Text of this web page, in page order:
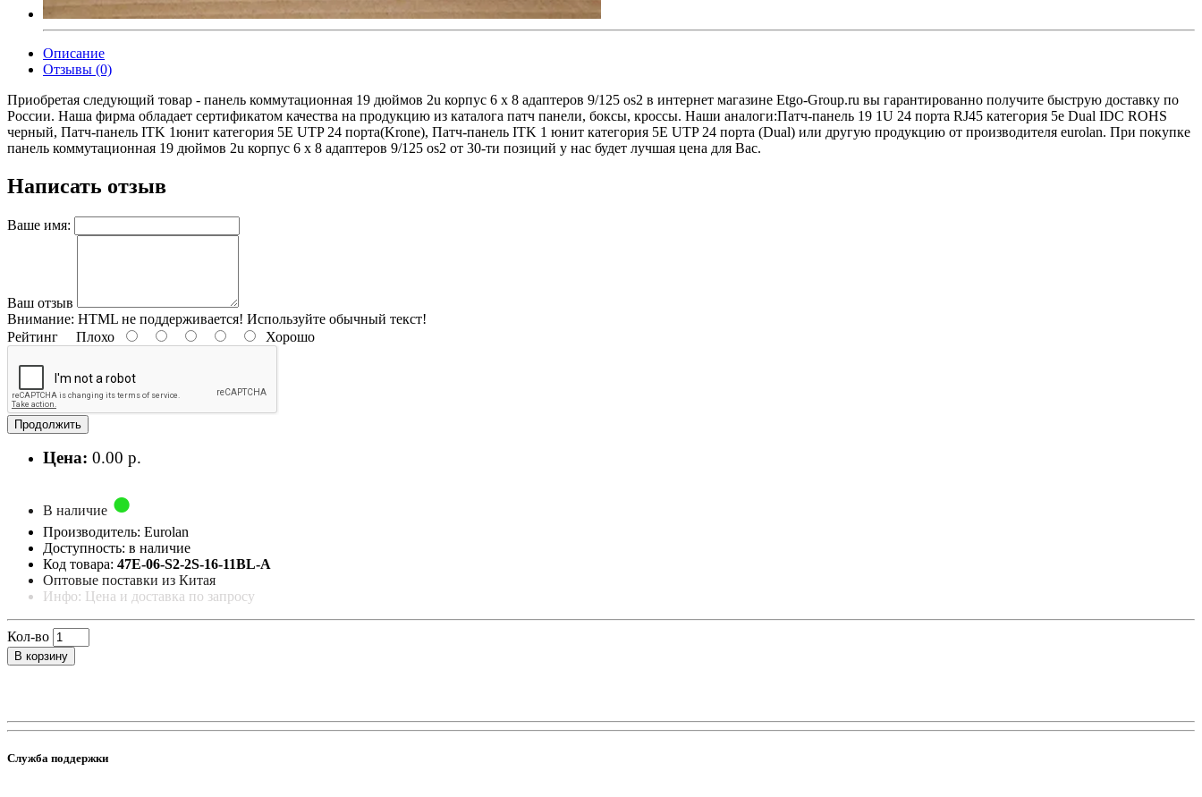
Описание
Отзывы (0)
Приобретая следующий товар - панель коммутационная 19 дюймов 2u корпус 6 x 8 адаптеров 9/125 os2 в интернет магазине Etgo-Group.ru вы гарантированно получите быструю доставку по
России. Наша фирма обладает сертификатом качества на продукцию из каталога патч панели, боксы, кроссы. Наши аналоги:Патч-панель 19 1U 24 порта RJ45 категория 5e Dual IDC ROHS
черный, Патч-панель ITK 1юнит категория 5Е UTP 24 порта(Krone), Патч-панель ITK 1 юнит категория 5Е UTP 24 порта (Dual) или другую продукцию от производителя eurolan. При покупке
панель коммутационная 19 дюймов 2u корпус 6 x 8 адаптеров 9/125 os2 от 30-ти позиций у нас будет лучшая цена для Вас.
Написать отзыв
Ваше имя:
Ваш отзыв
Внимание: HTML не поддерживается! Используйте обычный текст!
Рейтинг Плохо Хорошо
Продолжить
Цена: 0.00 р.
В наличие
Производитель: Eurolan
Доступность: в наличие
Код товара: 47E-06-S2-2S-16-11BL-A
Оптовые поставки из Китая
Инфо: Цена и доставка по запросу
Кол-во
В корзину
Служба поддержки